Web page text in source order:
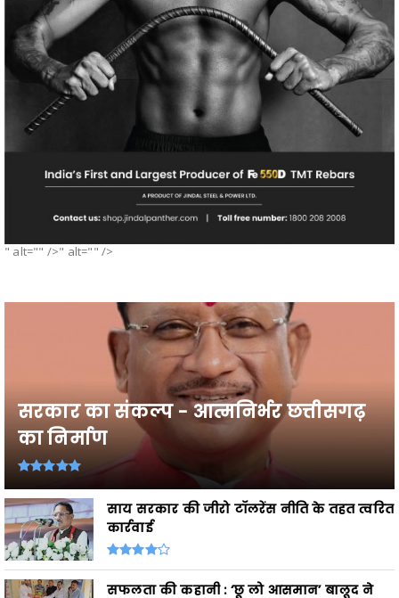
" alt="" />" alt="" />
सरकार का संकल्प - आत्मनिर्भर छत्तीसगढ़
का निर्माण
साय सरकार की जीरो टॉलरेंस नीति के तहत त्वरित
कार्रवाई
सफलता की कहानी : ‘छू लो आसमान’ बालूद ने